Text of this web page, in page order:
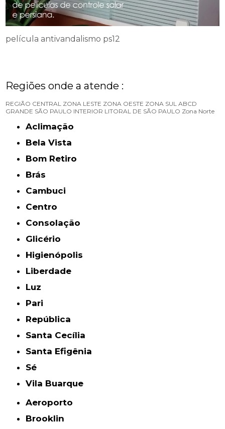
película antivandalismo ps12
Regiões onde a atende :
REGIÃO CENTRAL ZONA LESTE ZONA OESTE ZONA SUL ABCD
GRANDE SÃO PAULO INTERIOR LITORAL DE SÃO PAULO Zona Norte
Aclimação
Bela Vista
Bom Retiro
Brás
Cambuci
Centro
Consolação
Glicério
Higienópolis
Liberdade
Luz
Pari
República
Santa Cecília
Santa Efigênia
Sé
Vila Buarque
Aeroporto
Brooklin